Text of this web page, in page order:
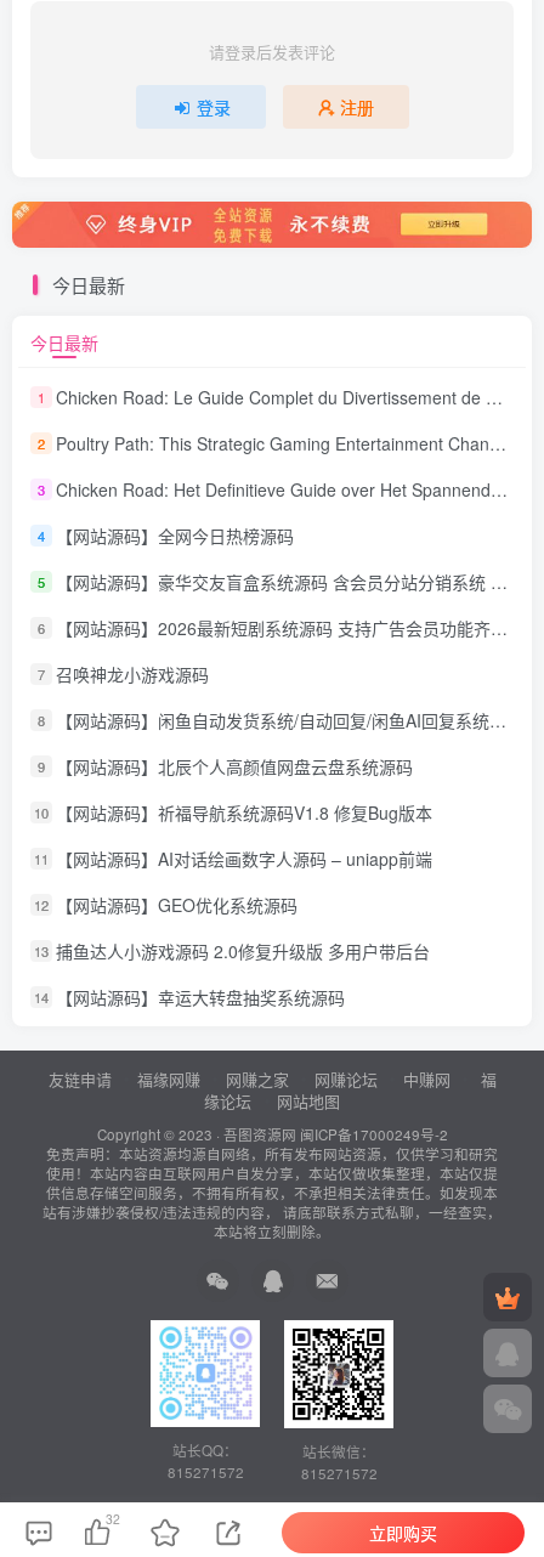
请登录后发表评论
登录 注册
今日最新
今日最新
1 Chicken Road: Le Guide Complet du Divertissement de Maison de Jeu Stratégique
2 Poultry Path: This Strategic Gaming Entertainment Changing Sequence Forecasting
3 Chicken Road: Het Definitieve Guide over Het Spannende Gokspel
4 【网站源码】全网今日热榜源码
5 【网站源码】豪华交友盲盒系统源码 含会员分站分销系统 可易支付
6 【网站源码】2026最新短剧系统源码 支持广告会员功能齐全短剧源码
7 召唤神龙小游戏源码
8 【网站源码】闲鱼自动发货系统/自动回复/闲鱼AI回复系统源码
9 【网站源码】北辰个人高颜值网盘云盘系统源码
10 【网站源码】祈福导航系统源码V1.8 修复Bug版本
11 【网站源码】AI对话绘画数字人源码 – uniapp前端
12 【网站源码】GEO优化系统源码
13 捕鱼达人小游戏源码 2.0修复升级版 多用户带后台
14 【网站源码】幸运大转盘抽奖系统源码
友链申请 福缘网赚 网赚之家 网赚论坛 中赚网
福
缘论坛
网站地图
Copyright © 2023 · 吾图资源网 闽ICP备17000249号-2
免责声明：本站资源均源自网络，所有发布网站资源，仅供学习和研究
使用！本站内容由互联网用户自发分享，本站仅做收集整理，本站仅提
供信息存储空间服务，不拥有所有权，不承担相关法律责任。如发现本
站有涉嫌抄袭侵权/违法违规的内容， 请底部联系方式私聊，一经查实，
本站将立刻删除。
站长QQ：
815271572
站长微信：
815271572
32
立即购买